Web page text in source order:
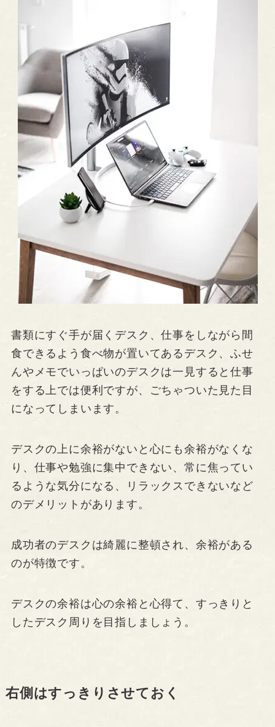
書類にすぐ手が届くデスク、仕事をしながら間
食できるよう食べ物が置いてあるデスク、ふせ
んやメモでいっぱいのデスクは一見すると仕事
をする上では便利ですが、ごちゃついた見た目
になってしまいます。
デスクの上に余裕がないと心にも余裕がなくな
り、仕事や勉強に集中できない、常に焦ってい
るような気分になる、リラックスできないなど
のデメリットがあります。
成功者のデスクは綺麗に整頓され、余裕がある
のが特徴です。
デスクの余裕は心の余裕と心得て、すっきりと
したデスク周りを目指しましょう。
右側はすっきりさせておく